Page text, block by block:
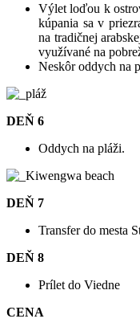
Výlet loďou k
kúpania sa v
na tradičnej
využívané na
Neskôr oddych na
DEŇ 6
Oddych na pláži.
DEŇ 7
Transfer do mesta
DEŇ 8
Prílet do Viedne
CENA